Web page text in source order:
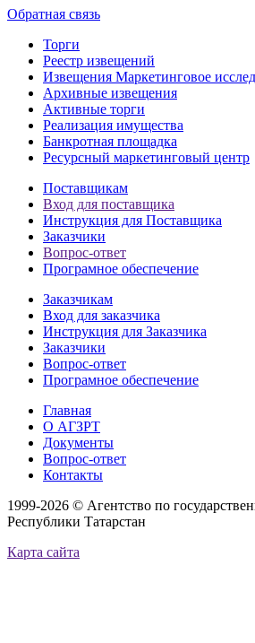
Обратная связь
Торги
Реестр извещений
Извещения Маркетинговое
Архивные извещения
Активные торги
Реализация имущества
Банкротная площадка
Ресурсный маркетинговый центр
Поставщикам
Вход для поставщика
Инструкция для Поставщика
Заказчики
Вопрос-ответ
Програмное обеспечение
Заказчикам
Вход для заказчика
Инструкция для Заказчика
Заказчики
Вопрос-ответ
Програмное обеспечение
Главная
О АГЗРТ
Документы
Вопрос-ответ
Контакты
1999-2026 © Агентство по
Республики Татарстан
Карта сайта